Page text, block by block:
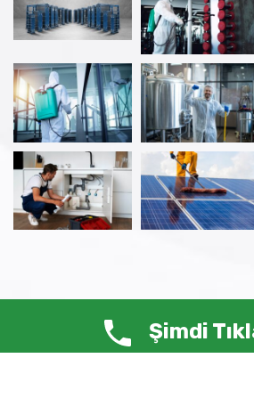
© Copyright 2025 ANTİ HAŞERE –
Şimdi